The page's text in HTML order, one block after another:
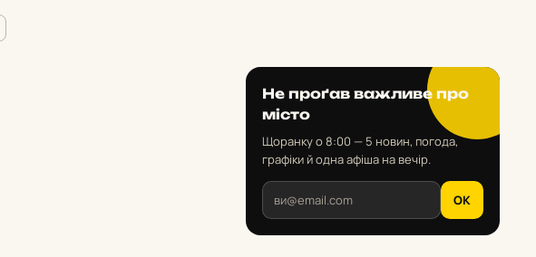
Не проґав важливе про
місто
Щоранку о 8:00 — 5 новин, погода,
графіки й одна афіша на вечір.
OK